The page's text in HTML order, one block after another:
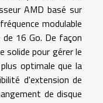
AMD basé sur
modulable
16 Go. De façon
solide pour gérer le
optimale que la
d'extension de
de disque